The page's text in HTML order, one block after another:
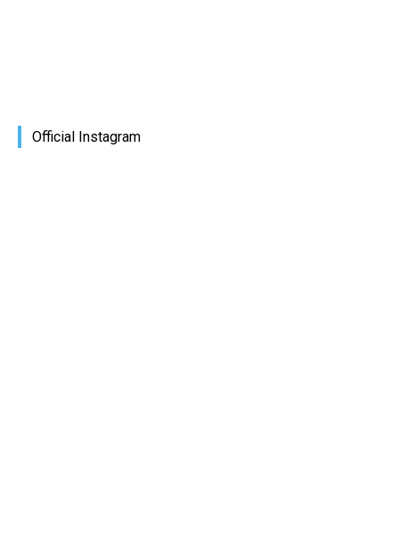
Official Instagram